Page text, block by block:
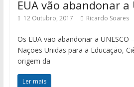
EUA vão abandonar a
12 Outubro, 2017 Ricardo Soares
Os EUA vão abandonar a UNESCO
Nações Unidas para a Educação,
origem da
Ler mais